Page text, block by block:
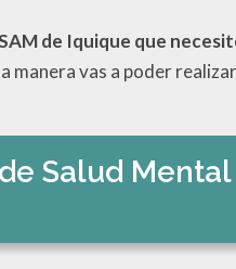
de Iquique que
manera vas a poder
Salud